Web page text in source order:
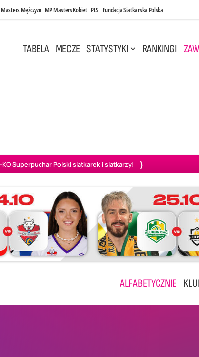
Masters Mężczyzn MP Masters Kobiet PLS Fundacja Siatkarska Polska
TABELA MECZE STATYSTYKI RANKINGI
Superpuchar Polski siatkarek i siatkarzy!
ALFABETYCZNIE